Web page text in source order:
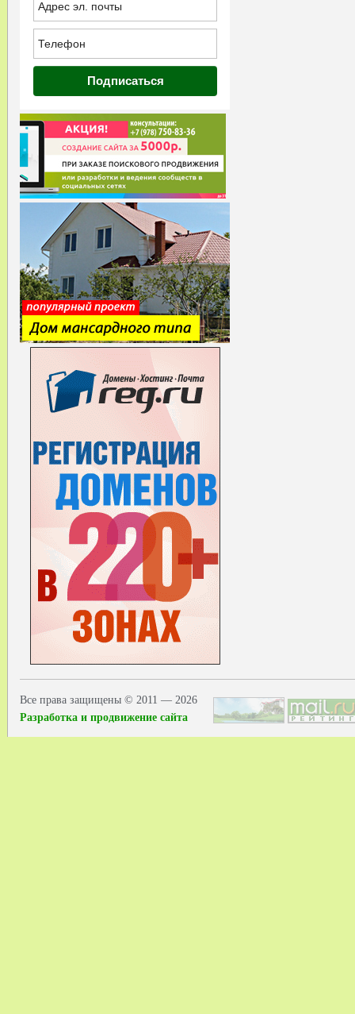
Все права защищены © 2011 — 2026
Разработка и продвижение сайта